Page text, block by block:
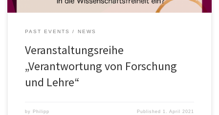
PAST EVENTS NEWS
Veranstaltungsreihe
„Verantwortung von Forschung
und Lehre“
by Philipp Published 1. April 2021